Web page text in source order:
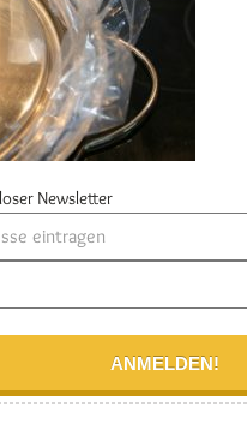
Newsletter